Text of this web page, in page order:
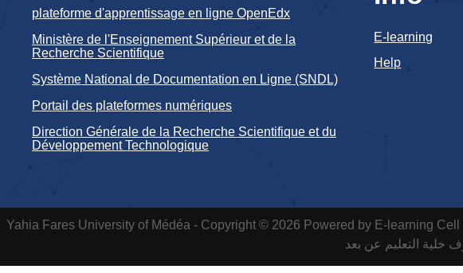
plateforme d'apprentissage en ligne OpenEdx
Ministère de l'Enseignement Supérieur et de la
Recherche Scientifique
Système National de Documentation en Ligne (SNDL)
Portail des plateformes numériques
Direction Générale de la Recherche Scientifique et du
Développement Technologique
E-learning
Help
Yahia Fares University of Médéa - Copyright © 2026 Powered by E-learning Cell